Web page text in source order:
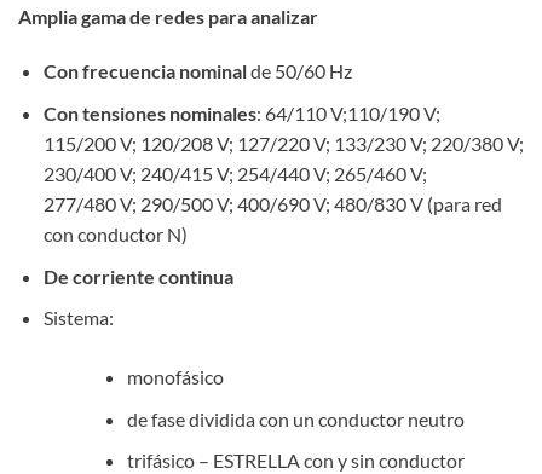
Amplia gama de redes para analizar
Con frecuencia nominalde 50/60 Hz
Con tensiones nominales: 64/110 V;110/190 V;
115/200 V; 120/208 V; 127/220 V; 133/230 V; 220/380 V;
230/400 V; 240/415 V; 254/440 V; 265/460 V;
277/480 V; 290/500 V; 400/690 V; 480/830 V (para red
con conductor N)
De corriente continua
Sistema:
monofásico
de fase dividida con un conductor neutro
trifásico – ESTRELLA con y sin conductor